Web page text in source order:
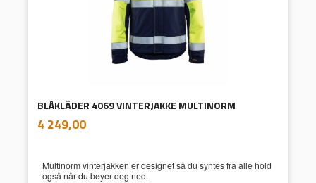
BLÅKLÄDER 4069 VINTERJAKKE MULTINORM
Pris
4 249,00mva.
Multinorm vinterjakken er designet så du syntes fra alle hold
også når du bøyer deg ned.